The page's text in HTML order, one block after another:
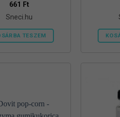
661 Ft
Sneci.hu
TESZEM